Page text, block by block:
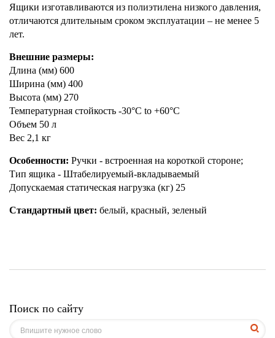
Ящики изготавливаются из полиэтилена низкого давления,
отличаются длительным сроком эксплуатации – не менее 5
лет.
Внешние размеры:
Длина (мм) 600
Ширина (мм) 400
Высота (мм) 270
Температурная стойкость -30°C to +60°C
Объем 50 л
Вес 2,1 кг
Особенности: Ручки - встроенная на короткой стороне;
Тип ящика - Штабелируемый-вкладываемый
Допускаемая статическая нагрузка (кг) 25
Стандартный цвет: белый, красный, зеленый
Поиск по сайту